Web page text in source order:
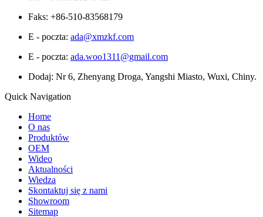
Faks: +86-510-83568179
E - poczta: ada@xmzkf.com
E - poczta: ada.woo1311@gmail.com
Dodaj: Nr 6, Zhenyang Droga, Yangshi Miasto, Wuxi, Chiny.
Quick Navigation
Home
O nas
Produktów
OEM
Wideo
Aktualności
Wiedza
Skontaktuj się z nami
Showroom
Sitemap